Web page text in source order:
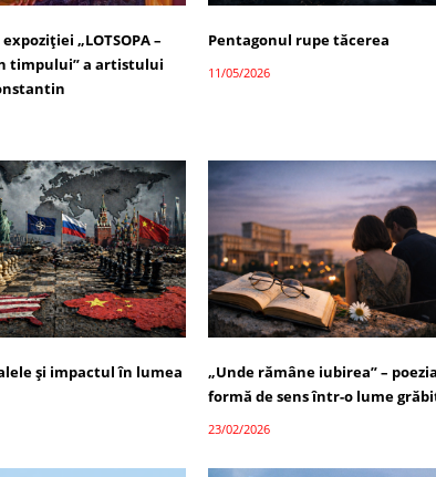
„LOTSOPA –
timpului” a artistului
Pentagonul rupe tăcerea
11/05/2026
și impactul în lumea
„Unde rămâne iubirea” –
formă de sens într-o lume
23/02/2026